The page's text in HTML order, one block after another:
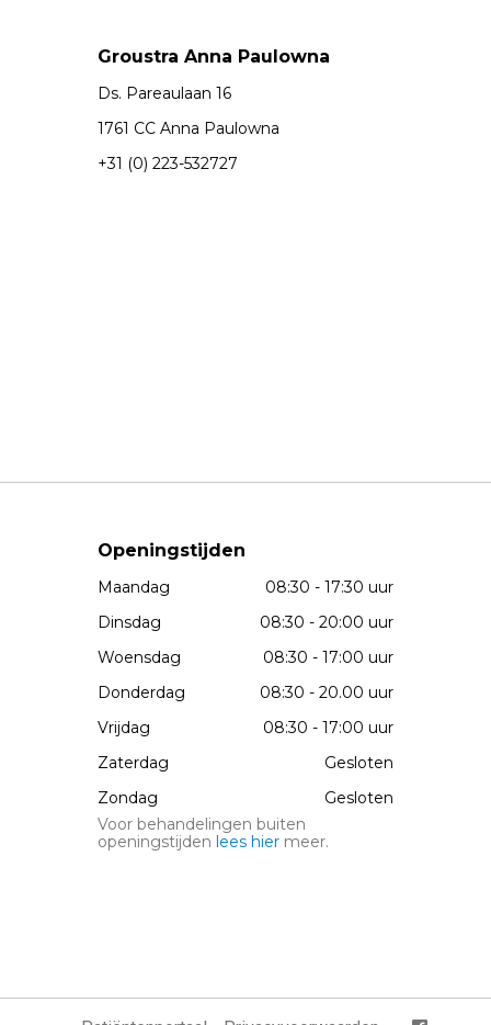
Groustra Anna Paulowna
Ds. Pareaulaan 16
1761 CC Anna Paulowna
+31 (0) 223-532727
Openingstijden
Maandag
08:30 - 17:30 uur
Dinsdag
08:30 - 20:00 uur
Woensdag
08:30 - 17:00 uur
Donderdag
08:30 - 20.00 uur
Vrijdag
08:30 - 17:00 uur
Zaterdag
Gesloten
Zondag
Gesloten
Voor behandelingen buiten
openingstijden lees hier meer.